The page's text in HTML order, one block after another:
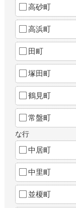
高砂町
高浜町
田町
塚田町
鶴見町
常盤町
な行
中居町
中里町
並榎町